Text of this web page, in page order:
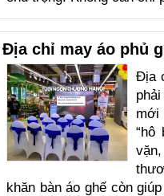
Địa chỉ may áo phủ
Địa
mới
“hô
khăn bàn áo ghế còn